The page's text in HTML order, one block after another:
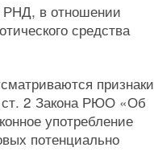
РНД, в отношении
средства
признаки
ст. 2 Закона РЮО «Об
употребление
потенциально